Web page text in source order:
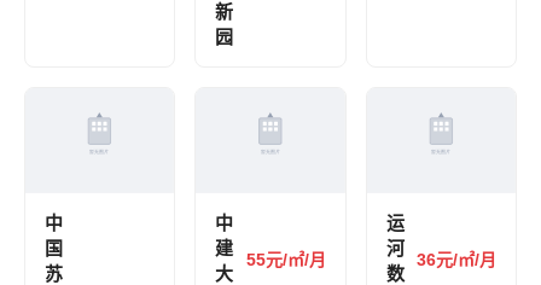
新
园
中
国
苏
中
建
大
55元/㎡/月
运
河
数
36元/㎡/月